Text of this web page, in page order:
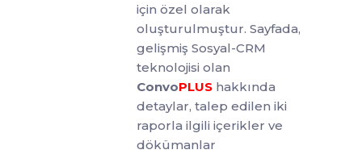
için özel olarak
oluşturulmuştur. Sayfada,
gelişmiş Sosyal-CRM
teknolojisi olan
ConvoPLUS hakkında
detaylar, talep edilen iki
raporla ilgili içerikler ve
dökümanlar